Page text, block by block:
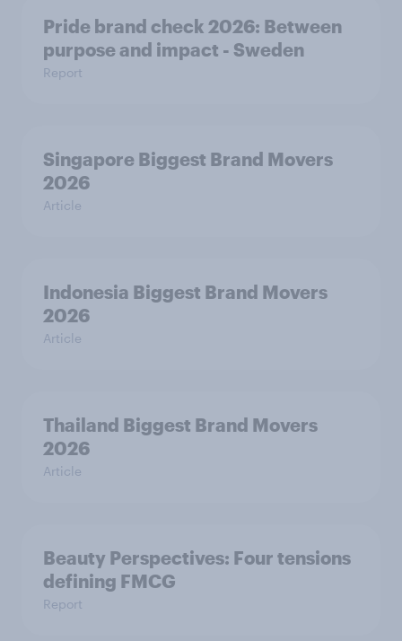
Pride brand check 2026: Between
purpose and impact - Sweden
Report
Singapore Biggest Brand Movers
2026
Article
Indonesia Biggest Brand Movers
2026
Article
Thailand Biggest Brand Movers
2026
Article
Beauty Perspectives: Four tensions
defining FMCG
Report